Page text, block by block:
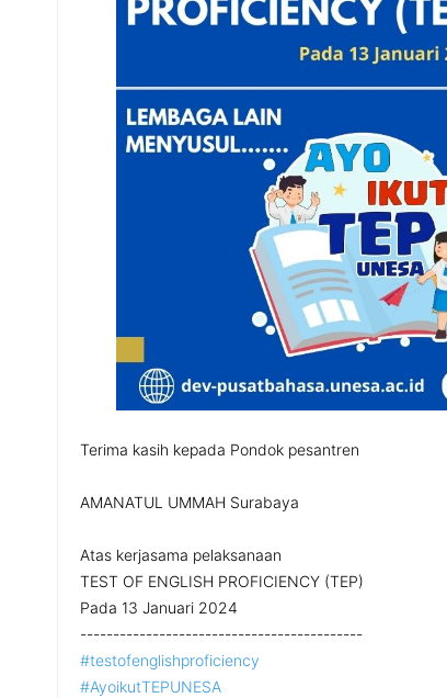
Terima kasih kepada Pondok pesantren
AMANATUL UMMAH Surabaya
Atas kerjasama pelaksanaan
TEST OF ENGLISH PROFICIENCY (TEP)
Pada 13 Januari 2024
-------------------------------------------
#testofenglishproficiency
#AyoikutTEPUNESA